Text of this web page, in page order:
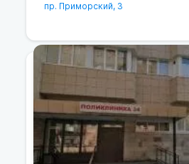
пр. Приморский, 3